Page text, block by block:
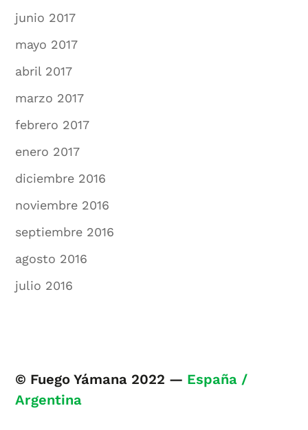
junio 2017
mayo 2017
abril 2017
marzo 2017
febrero 2017
enero 2017
diciembre 2016
noviembre 2016
septiembre 2016
agosto 2016
julio 2016
© Fuego Yámana 2022 — España /
Argentina